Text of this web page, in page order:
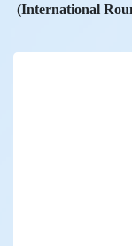
(International